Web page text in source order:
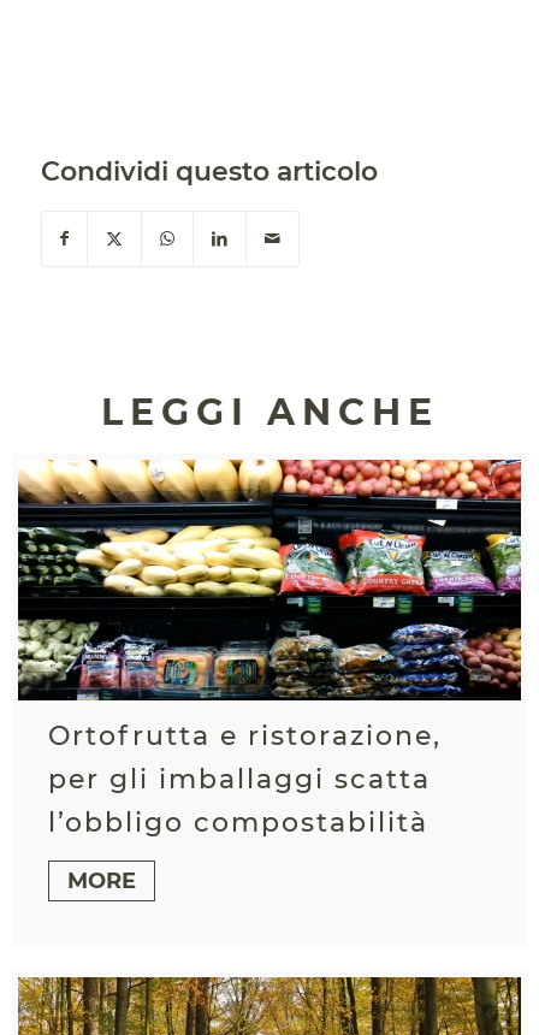
Condividi questo articolo
LEGGI ANCHE
Ortofrutta e ristorazione,
per gli imballaggi scatta
l’obbligo compostabilità
MORE